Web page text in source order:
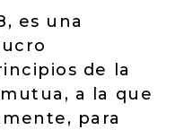
es una
de la
a la que
para